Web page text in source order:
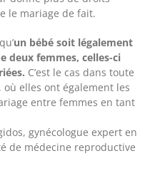
le mariage de fait.
un bébé soit légalement
deux femmes, celles-ci
C’est le cas dans toute
où elles ont également les
entre femmes en tant
gynécologue expert en
de médecine reproductive